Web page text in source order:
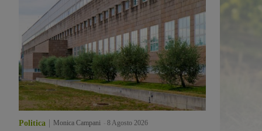
Politica Monica Campani 8 Agosto 2026